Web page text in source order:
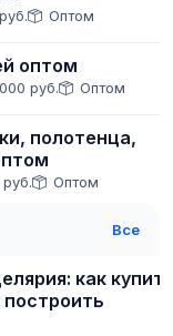
Оптом
оптом
руб. Оптом
полотенца,
Оптом
Все
как